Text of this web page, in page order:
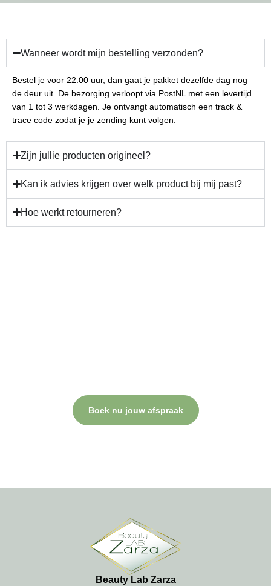
Wanneer wordt mijn bestelling verzonden?
Bestel je voor 22:00 uur, dan gaat je pakket dezelfde dag nog
de deur uit. De bezorging verloopt via PostNL met een levertijd
van 1 tot 3 werkdagen. Je ontvangt automatisch een track &
trace code zodat je je zending kunt volgen.
Zijn jullie producten origineel?
Kan ik advies krijgen over welk product bij mij past?
Hoe werkt retourneren?
Boek nu jouw afspraak
Beauty Lab Zarza